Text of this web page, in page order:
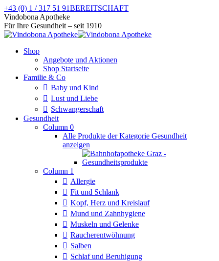
Zum
Inhalt
springen
+43 (0) 1 / 317 51 91BEREITSCHAFT
Facebook
page
opens
new
Instagram
page
opens
new
Vindobona Apotheke
Für Ihre Gesundheit – seit 1910
Shop
Angebote und Aktionen
Shop Startseite
Familie & Co
Baby und Kind
Lust und Liebe
Schwangerschaft
Gesundheit
Column 0
Alle Produkte der Kategorie Gesundheit
anzeigen
Column 1
Allergie
Fit und Schlank
Kopf, Herz und Kreislauf
Mund und Zahnhygiene
Muskeln und Gelenke
Raucherentwöhnung
Salben
Schlaf und Beruhigung